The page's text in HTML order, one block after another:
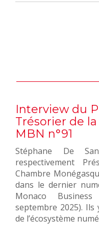
Interview du
Trésorier de
MBN n°91
Stéphane De
respectivement
Chambre
dans le dernier
Monaco
septembre 2025).
de l’écosystème